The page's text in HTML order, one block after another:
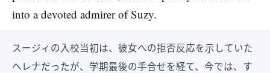
into a devoted admirer of Suzy.
スージィの入校当初は、彼女への拒否反応を示していた
ヘレナだったが、学期最後の手合せを経て、今では、す